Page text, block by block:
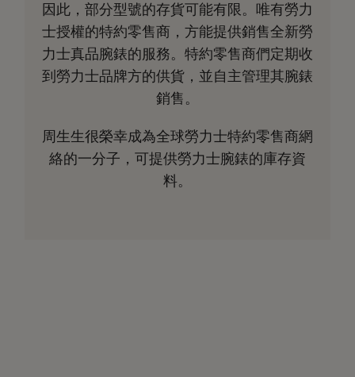
因此，部分型號的存貨可能有限。唯有勞力
士授權的特約零售商，方能提供銷售全新勞
力士真品腕錶的服務。特約零售商們定期收
到勞力士品牌方的供貨，並自主管理其腕錶
銷售。
周生生很榮幸成為全球勞力士特約零售商網
絡的一分子，可提供勞力士腕錶的庫存資
料。